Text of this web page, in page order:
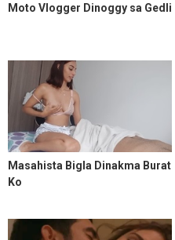
Moto Vlogger Dinoggy sa Gedli
Masahista Bigla Dinakma Burat
Ko